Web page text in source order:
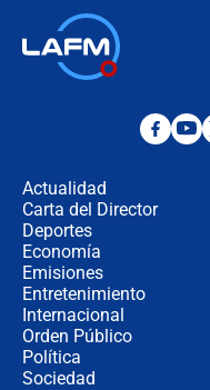
Actualidad
Carta del Director
Deportes
Economía
Emisiones
Entretenimiento
Internacional
Orden Público
Política
Sociedad